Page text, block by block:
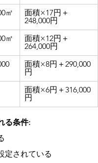
㎡
面積×17円＋
248,000円
㎡
面積×12円＋
264,000円
面積×8円＋290,000
円
面積×6円＋316,000
円
る条件:
定されている